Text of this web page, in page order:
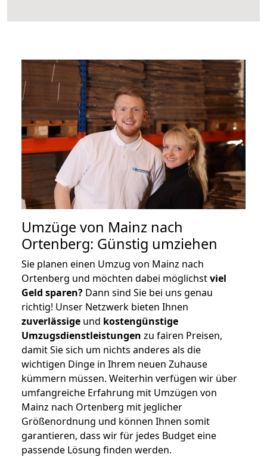
Umzüge von Mainz nach
Ortenberg: Günstig umziehen
Sie planen einen Umzug von Mainz nach
Ortenberg und möchten dabei möglichstviel
Geld sparen? Dann sind Sie bei uns genau
richtig! Unser Netzwerk bieten Ihnen
zuverlässige und kostengünstige
Umzugsdienstleistungen zu fairen Preisen,
damit Sie sich um nichts anderes als die
wichtigen Dinge in Ihrem neuen Zuhause
kümmern müssen. Weiterhin verfügen wir über
umfangreiche Erfahrung mit Umzügen von
Mainz nach Ortenberg mit jeglicher
Größenordnung und können Ihnen somit
garantieren, dass wir für jedes Budget eine
passende Lösung finden werden.